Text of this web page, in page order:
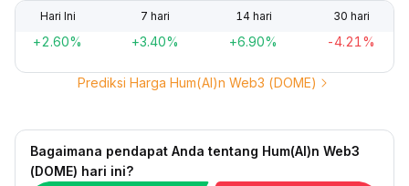
Hari Ini 7 hari 14 hari 30 hari
+2.60% +3.40% +6.90% -4.21%
Prediksi Harga Hum(AI)n Web3 (DOME)
Bagaimana pendapat Anda tentang Hum(AI)n Web3
(DOME) hari ini?